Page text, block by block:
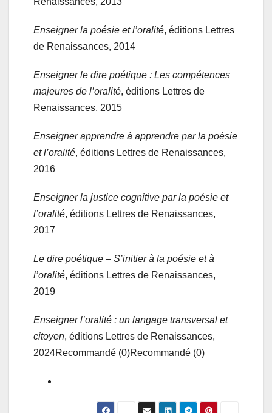
Enseigner la poésie et l’oralité, éditions Lettres
de Renaissances, 2014
Enseigner le dire poétique : Les compétences
majeures de l’oralité, éditions Lettres de
Renaissances, 2015
Enseigner apprendre à apprendre par la poésie
et l’oralité, éditions Lettres de Renaissances,
2016
Enseigner la justice cognitive par la poésie et
l’oralité, éditions Lettres de Renaissances,
2017
Le dire poétique – S’initier à la poésie et à
l’oralité, éditions Lettres de Renaissances,
2019
Enseigner l’oralité : un langage transversal et
citoyen, éditions Lettres de Renaissances,
2024Recommandé (0)Recommandé (0)